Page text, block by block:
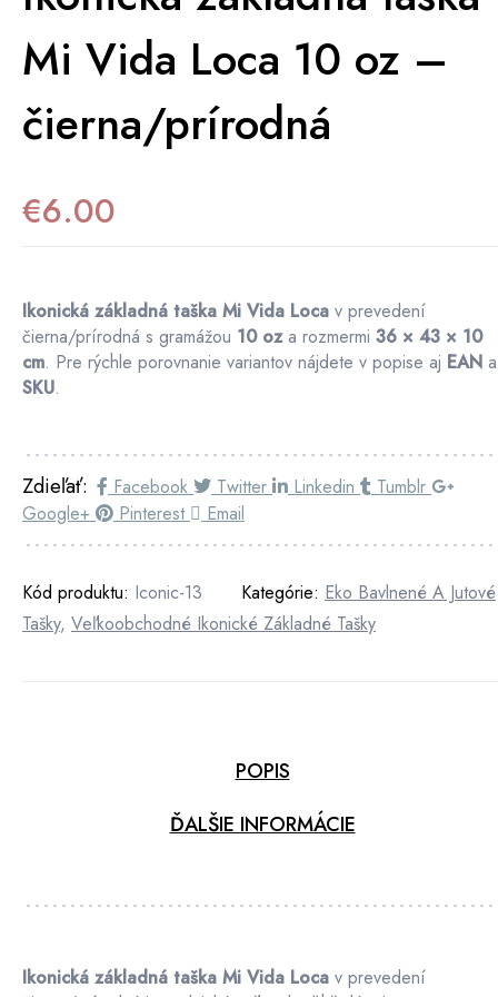
Mi Vida Loca 10 oz –
čierna/prírodná
€6.00
Ikonická základná taška Mi Vida Loca v prevedení
čierna/prírodná s gramážou 10 oza rozmermi 36 × 43 × 10
cm. Pre rýchle porovnanie variantov nájdete v popise aj EAN a
SKU.
Zdieľať: Facebook Twitter Linkedin
Tumblr
Google+
Pinterest Email
Kód produktu: Iconic-13 Kategórie: Eko Bavlnené A Jutové
Tašky, Veľkoobchodné Ikonické Základné Tašky
POPIS
ĎALŠIE INFORMÁCIE
Ikonická základná taška Mi Vida Loca v prevedení